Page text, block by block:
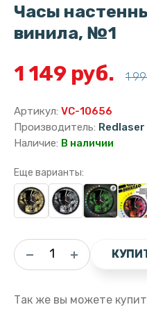
Часы
винила, №1
1 149 руб. 1
Артикул: VC-10656
Производитель: Redlaser
Наличие: В наличии
Еще варианты:
Так же вы можете